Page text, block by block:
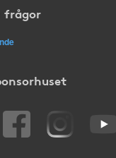
frågor